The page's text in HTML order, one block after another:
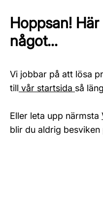
Hoppsan!
något...
Vi jobbar på att lösa
till vår startsida så
Eller leta upp närmsta
blir du aldrig besviken